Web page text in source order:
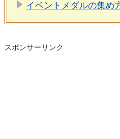
イベントメダルの集め
スポンサーリンク